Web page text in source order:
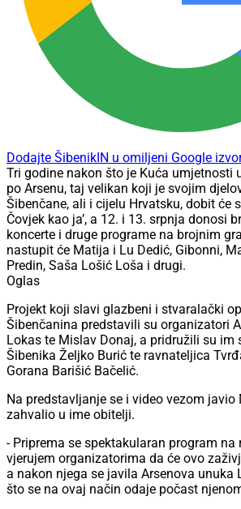
Dodajte ŠibenikIN u omiljeni Google
Tri godine nakon što je Kuća umjetnosti
po Arsenu, taj velikan koji je svojim
Šibenčane, ali i cijelu Hrvatsku, dobit će
Čovjek kao ja’, a 12. i 13. srpnja donosi
koncerte i druge programe na brojnim
nastupit će Matija i Lu Dedić, Gibonni,
Predin, Saša Lošić Loša i drugi.
Oglas
Projekt koji slavi glazbeni i stvaralački
Šibenčanina predstavili su organizatori
Lokas te Mislav Donaj, a pridružili su im
Šibenika Željko Burić te ravnateljica
Gorana Barišić Bačelić.
Na predstavljanje se i video vezom javio
zahvalio u ime obitelji.
- Priprema se spektakularan program
vjerujem organizatorima da će ovo
a nakon njega se javila Arsenova unuka
što se na ovaj način odaje počast